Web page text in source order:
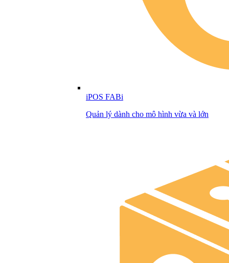
iPOS FABi
Quản lý dành cho mô hình vừa và lớn